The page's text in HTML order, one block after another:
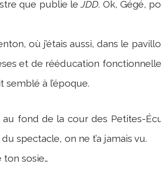
que publie le JDD. Ok, Gégé,
où j’étais aussi, dans le
et de rééducation
semblé à l’époque.
au fond de la cour des Petites-
spectacle, on ne t’a jamais vu.
sosie…